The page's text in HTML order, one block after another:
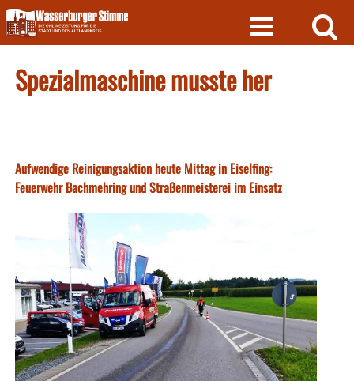
Skip
to
content
Spezialmaschine musste her
Aufwendige Reinigungsaktion heute Mittag in Eiselfing:
Feuerwehr Bachmehring und Straßenmeisterei im Einsatz